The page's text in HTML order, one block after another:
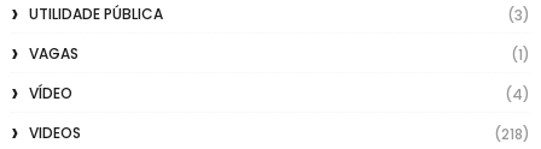
UTILIDADE PÚBLICA
(3)
VAGAS
(1)
VÍDEO
(4)
VIDEOS
(218)